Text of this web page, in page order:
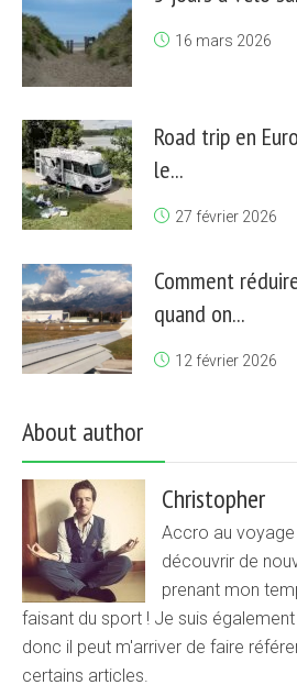
16 mars 2026
Road trip en
le...
27 février 2026
Comment
quand on...
12 février 2026
About author
Christopher
Accro au
découvrir de
prenant mon
faisant du sport ! Je suis
donc il peut m'arriver de faire
certains articles.